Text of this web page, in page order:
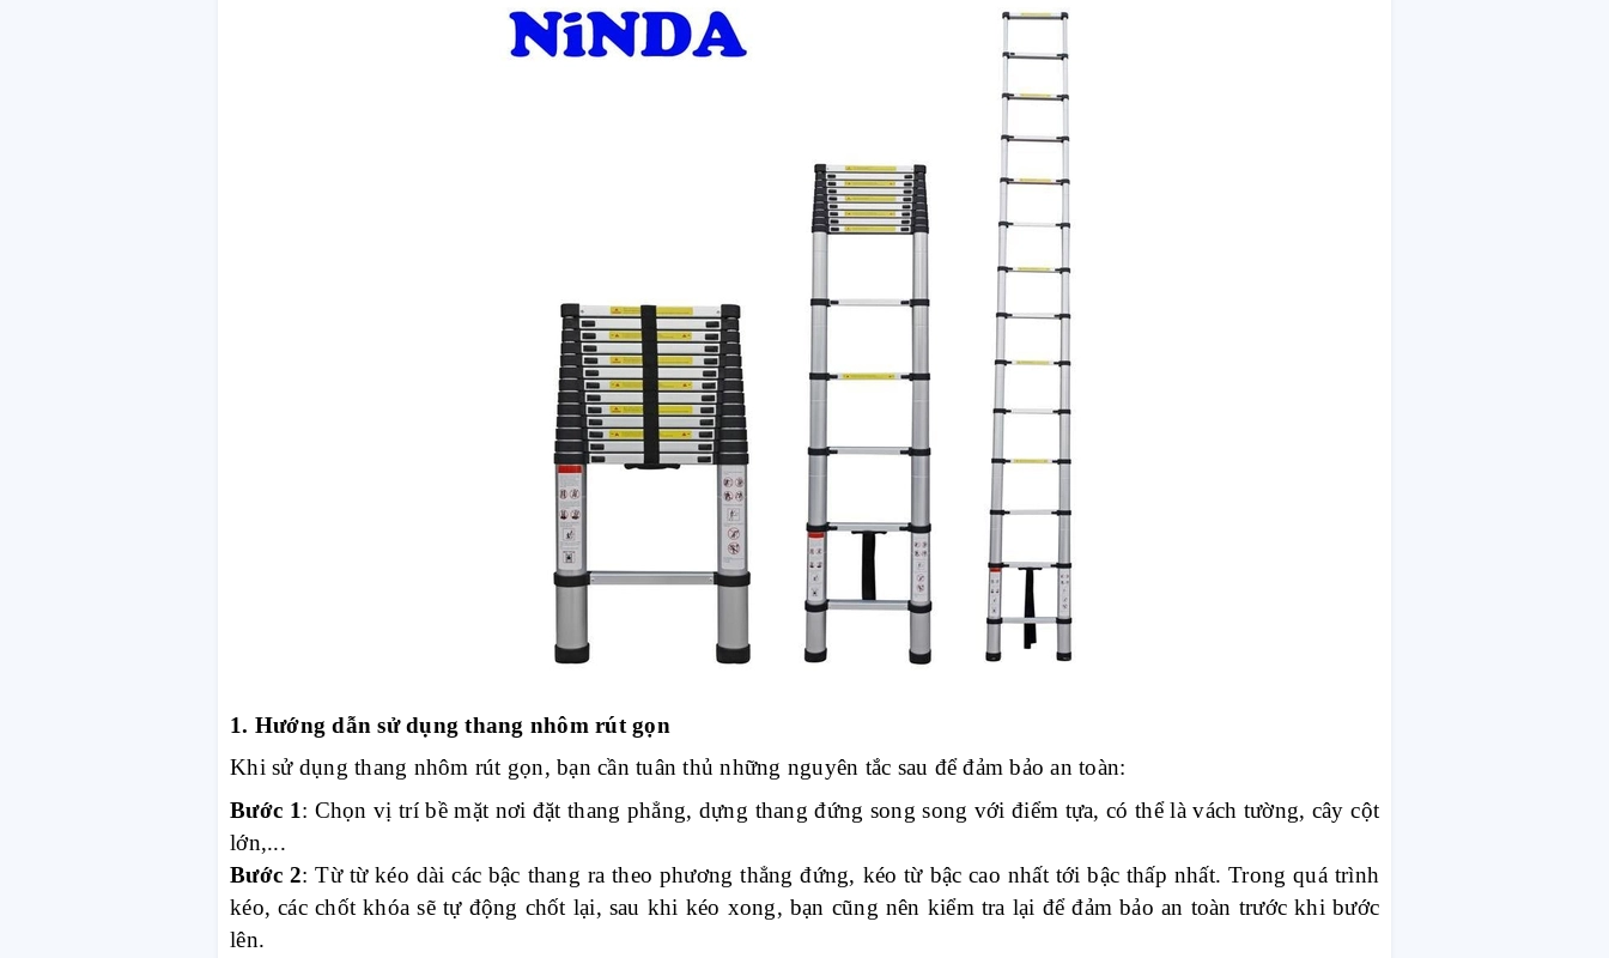
1. Hướng dẫn sử dụng thang nhôm rút gọn
Khi sử dụng thang nhôm rút gọn, bạn cần tuân thủ những nguyên tắc sau để đảm bảo an toàn:
Bước 1: Chọn vị trí bề mặt nơi đặt thang phẳng, dựng thang đứng song song với điểm tựa, có thể là vách tường, cây cột
lớn,...
Bước 2: Từ từ kéo dài các bậc thang ra theo phương thẳng đứng, kéo từ bậc cao nhất tới bậc thấp nhất. Trong quá trình
kéo, các chốt khóa sẽ tự động chốt lại, sau khi kéo xong, bạn cũng nên kiểm tra lại để đảm bảo an toàn trước khi bước
lên.